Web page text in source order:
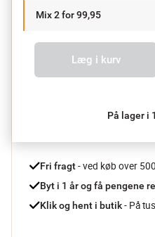
Mix 2 for 99,95
Læg i kurv
På lager i
Fri fragt - ved køb over
Byt i 1 år og få pengene
Klik og hent i butik - På